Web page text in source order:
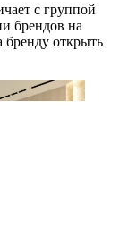
с группой
брендов на
бренду открыть